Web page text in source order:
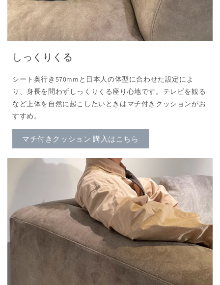
しっくりくる
シート奥行き570mmと日本人の体型に合わせた設定によ
り、身長を問わずしっくりくる座り心地です。テレビを観る
など上体を自然に起こしたいときはマチ付きクッションがお
すすめ。
マチ付きクッション 購入はこちら